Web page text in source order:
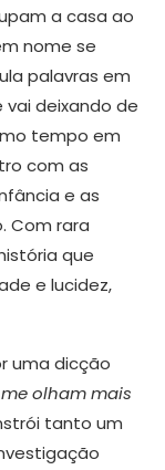
a casa ao
nome se
palavras em
vai deixando de
tempo em
com as
e as
Com rara
que
e lucidez,
uma dicção
olham mais
tanto um